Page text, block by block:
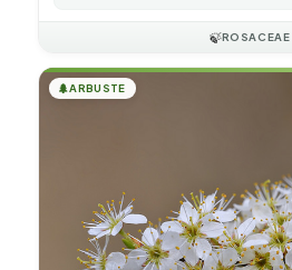
🍃ROSACEAE
🌲ARBUSTE